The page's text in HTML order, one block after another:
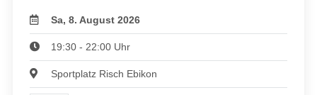
Sa, 8. August 2026
19:30 - 22:00 Uhr
Sportplatz Risch Ebikon